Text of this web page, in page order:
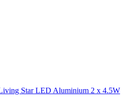
Star LED Aluminium 2 x 4.5W